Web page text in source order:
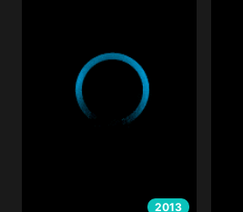
2013